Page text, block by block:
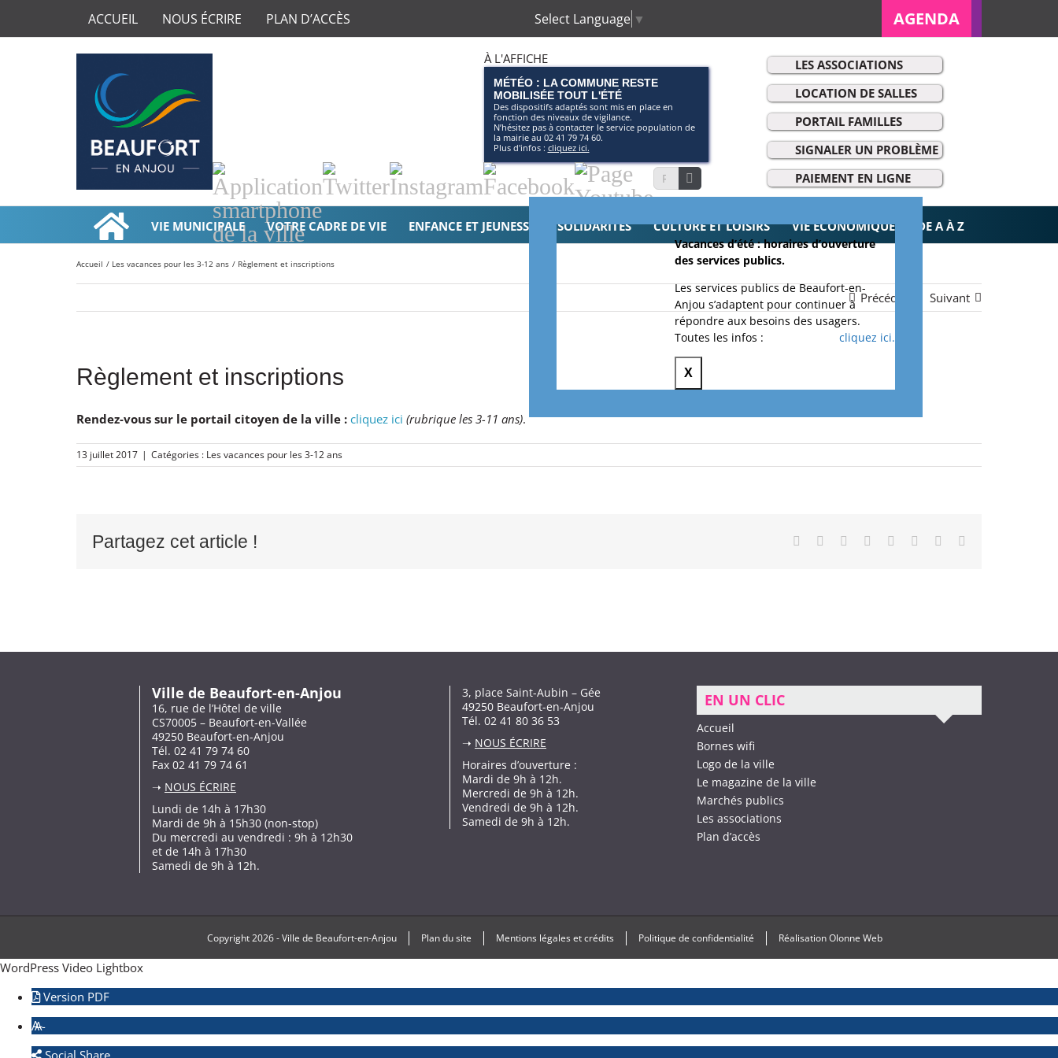
ACCUEIL NOUS ÉCRIRE PLAN D’ACCÈS Select Language ▼ AGENDA
À L'AFFICHE
MÉTÉO : LA COMMUNE RESTE
MOBILISÉE TOUT L'ÉTÉ
Des dispositifs adaptés sont mis en place en
fonction des niveaux de vigilance.
N’hésitez pas à contacter le service population de
la mairie au 02 41 79 74 60.
Plus d'infos : cliquez ici.
Application
smartphone
de
la
ville
Twitter Instagram FacebookPage
Youtube
Rechercher:
LES ASSOCIATIONS
LOCATION DE SALLES
PORTAIL FAMILLES
SIGNALER UN PROBLÈME
PAIEMENT EN LIGNE
VIE MUNICIPALE VOTRE CADRE DE VIE ENFANCE ET JEUNESSE SOLIDARITÉS CULTURE ET LOISIRS VIE ÉCONOMIQUE DE A À Z
Accueil Les vacances pour les 3-12 ans Règlement et inscriptions
Précédent Suivant
Règlement et inscriptions
Rendez-vous sur le portail citoyen de la ville : cliquez ici (rubrique les 3-11 ans).
13 juillet 2017 | Catégories : Les vacances pour les 3-12 ans
Partagez cet article ! Facebook Reddit LinkedIn
TumblrPinterest
Ville de Beaufort-en-Anjou
16, rue de l’Hôtel de ville
CS70005 – Beaufort-en-Vallée
49250 Beaufort-en-Anjou
Tél. 02 41 79 74 60
Fax 02 41 79 74 61
➝ NOUS ÉCRIRE
Lundi de 14h à 17h30
Mardi de 9h à 15h30 (non-stop)
Du mercredi au vendredi : 9h à 12h30
et de 14h à 17h30
Samedi de 9h à 12h.
3, place Saint-Aubin – Gée
49250 Beaufort-en-Anjou
Tél. 02 41 80 36 53
➝ NOUS ÉCRIRE
Horaires d’ouverture :
Mardi de 9h à 12h.
Mercredi de 9h à 12h.
Vendredi de 9h à 12h.
Samedi de 9h à 12h.
EN UN CLIC
Accueil
Bornes wifi
Logo de la ville
Le magazine de la ville
Marchés publics
Les associations
Plan d’accès
Copyright2026 -Ville de Beaufort-en-Anjou Plan du site Mentions légales et crédits Politique de confidentialité RéalisationOlonne Web
WordPress Video Lightbox
Vacances d’été : horaires d’ouverture
des services publics.
Les services publics de Beaufort-en-
Anjou s’adaptent pour continuer à
répondre aux besoins des usagers.
Toutes les infos :
cliquez ici.
X
Version PDF
A-